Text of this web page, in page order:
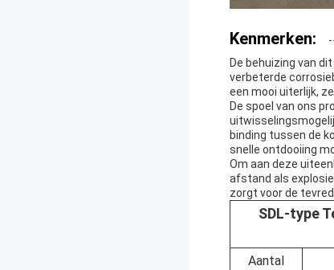
Kenmerken:
De behuizing van
verbeterde
een mooi uiterlijk,
De spoel van ons
binding tussen de
snelle ontdooiing
Om aan deze
afstand als
zorgt voor de
SDL-type
Aantal